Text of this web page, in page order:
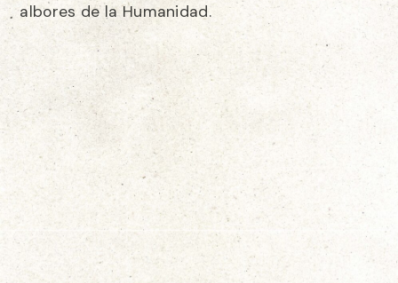
albores de la Humanidad.